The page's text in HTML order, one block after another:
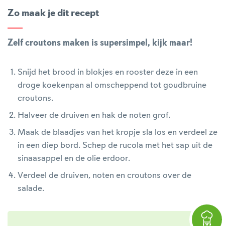
Zo maak je dit recept
Zelf croutons maken is supersimpel, kijk maar!
Snijd het brood in blokjes en rooster deze in een
droge koekenpan al omscheppend tot goudbruine
croutons.
Halveer de druiven en hak de noten grof.
Maak de blaadjes van het kropje sla los en verdeel ze
in een diep bord. Schep de rucola met het sap uit de
sinaasappel en de olie erdoor.
Verdeel de druiven, noten en croutons over de
salade.